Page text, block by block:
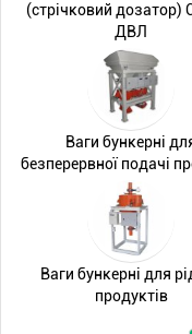
(стрічковий дозатор)
ДВЛ
Ваги бункерні
безперервної подачі
Ваги бункерні для
продуктів